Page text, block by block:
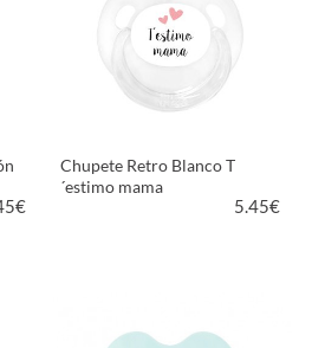
€
Chupete Retro Blanco T
´estimo mama
5.45€